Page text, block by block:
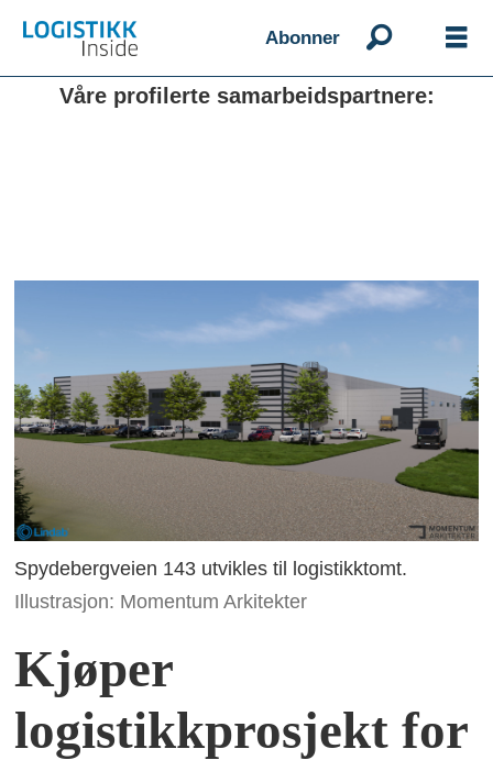
Abonner
Våre profilerte samarbeidspartnere:
Spydebergveien 143 utvikles til logistikktomt.
Illustrasjon: Momentum Arkitekter
Kjøper
logistikkprosjekt for